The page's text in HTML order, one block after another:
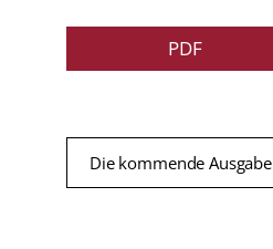
PDF
Die kommende